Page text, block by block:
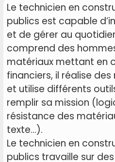
Le technicien en
publics est capable
et de gérer au
comprend des
matériaux mettant en
financiers, il réalise
et utilise différents
remplir sa mission
résistance des
texte…).
Le technicien en
publics travaille sur